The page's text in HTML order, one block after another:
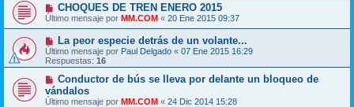
CHOQUES DE TREN ENERO 2015
Último mensaje por MM.COM « 20 Ene 2015 09:37
La peor especie detrás de un volante...
Último mensaje por Paul Delgado « 07 Ene 2015 16:29
Respuestas: 16
Conductor de bús se lleva por delante un bloqueo de
vándalos
Último mensaje por MM.COM « 24 Dic 2014 15:28